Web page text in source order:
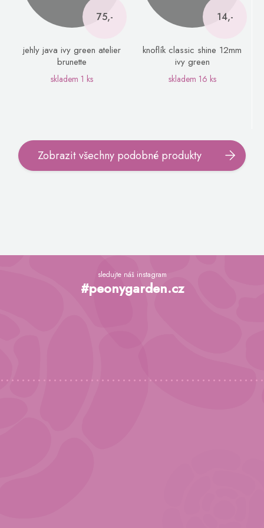
75,-
jehly java ivy green atelier
brunette
skladem 1 ks
14,-
knoflík classic shine 12mm
ivy green
skladem 16 ks
Zobrazit všechny podobné produkty
Z
sledujte náš instagram
#peonygarden.cz